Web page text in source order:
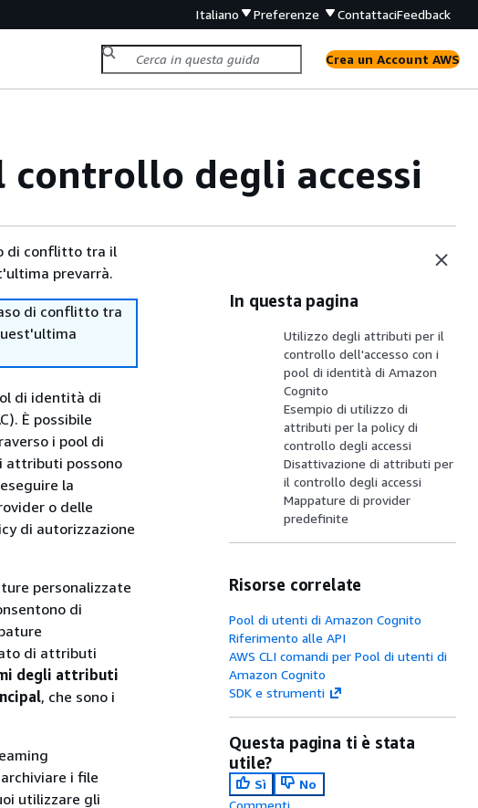
Italiano Preferenze ContattaciFeedback
Crea un Account AWS
degli accessi
di conflitto tra il
prevarrà.
di conflitto tra
di identità di
È possibile
i pool di
attributi possono
la
o delle
di autorizzazione
personalizzate
di
di attributi
degli attributi
, che sono i
i file
utilizzare gli
In questa pagina
Utilizzo degli attributi per il
controllo dell'accesso con i
pool di identità di Amazon
Cognito
Esempio di utilizzo di
attributi per la policy di
controllo degli accessi
Disattivazione di attributi per
il controllo degli accessi
Mappature di provider
predefinite
Risorse correlate
Pool di utenti di Amazon Cognito
Riferimento alle API
AWS CLI comandi per Pool di utenti di
Amazon Cognito
SDK e strumenti
Questa pagina ti è stata
utile?
Sì
No
Commenti